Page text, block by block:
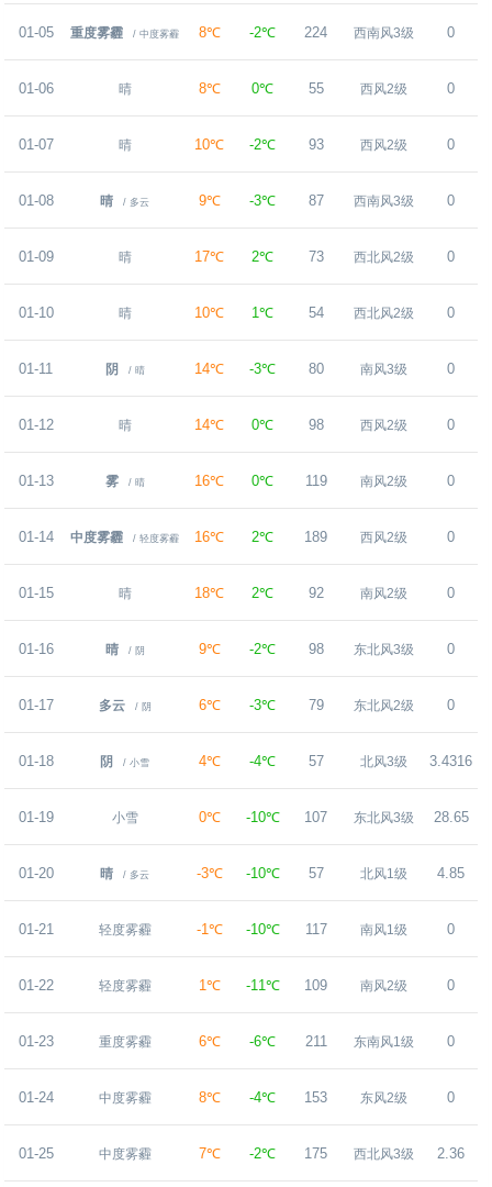
01-05 重度雾霾 / 中度雾霾 8℃ -2℃ 224 西南风3级 0
01-06 晴 8℃ 0℃ 55 西风2级 0
01-07 晴 10℃ -2℃ 93 西风2级 0
01-08 晴 / 多云 9℃ -3℃ 87 西南风3级 0
01-09 晴 17℃ 2℃ 73 西北风2级 0
01-10 晴 10℃ 1℃ 54 西北风2级 0
01-11 阴 / 晴 14℃ -3℃ 80 南风3级 0
01-12 晴 14℃ 0℃ 98 西风2级 0
01-13 雾 / 晴 16℃ 0℃ 119 南风2级 0
01-14 中度雾霾 / 轻度雾霾 16℃ 2℃ 189 西风2级 0
01-15 晴 18℃ 2℃ 92 南风2级 0
01-16 晴 / 阴 9℃ -2℃ 98 东北风3级 0
01-17 多云 / 阴 6℃ -3℃ 79 东北风2级 0
01-18 阴 / 小雪 4℃ -4℃ 57 北风3级 3.4316
01-19 小雪 0℃ -10℃ 107 东北风3级 28.65
01-20 晴 / 多云 -3℃ -10℃ 57 北风1级 4.85
01-21 轻度雾霾 -1℃ -10℃ 117 南风1级 0
01-22 轻度雾霾 1℃ -11℃ 109 南风2级 0
01-23 重度雾霾 6℃ -6℃ 211 东南风1级 0
01-24 中度雾霾 8℃ -4℃ 153 东风2级 0
01-25 中度雾霾 7℃ -2℃ 175 西北风3级 2.36